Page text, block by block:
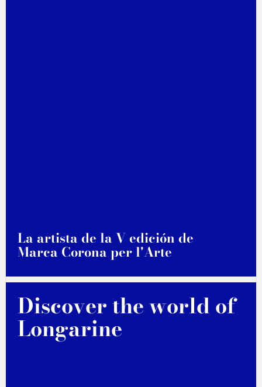
La artista de la V edición de
Marca Corona per l'Arte
Discover the world of
Longarine